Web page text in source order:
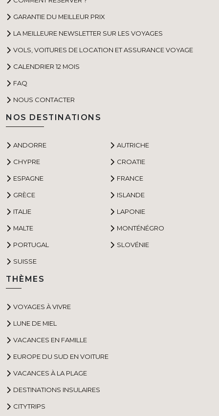
GARANTIE DU MEILLEUR PRIX
LA MEILLEURE NEWSLETTER SUR LES VOYAGES
VOLS, VOITURES DE LOCATION ET ASSURANCE VOYAGE
CALENDRIER 12 MOIS
FAQ
NOUS CONTACTER
NOS DESTINATIONS
ANDORRE AUTRICHE
CHYPRE CROATIE
ESPAGNE FRANCE
GRÈCE ISLANDE
ITALIE LAPONIE
MALTE MONTÉNÉGRO
PORTUGAL SLOVÉNIE
SUISSE
THÈMES
VOYAGES À VIVRE
LUNE DE MIEL
VACANCES EN FAMILLE
EUROPE DU SUD EN VOITURE
VACANCES À LA PLAGE
DESTINATIONS INSULAIRES
CITYTRIPS